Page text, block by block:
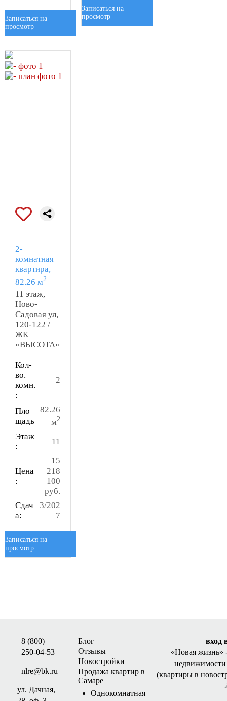
Записаться на
просмотр
Записаться на
просмотр
2-
комнатная
квартира,
82.26 м2
11 этаж,
Ново-
Садовая ул,
120-122 /
ЖК
«ВЫСОТА»
Кол-
во.
комн.
:
2
Пло
щадь
82.26
м2
Этаж
:
11
Цена
:
15
218
100
руб.
Сдач
а:
3/202
7
Записаться на
просмотр
8 (800)
250-04-53
nlre@bk.ru
ул. Дачная,
Блог
Отзывы
Новостройки
Продажа квартир в
Самаре
Однокомнатная
вход
«Новая жизнь»
(квартиры в